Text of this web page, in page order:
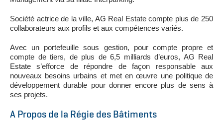
Société actrice de la ville, AG Real Estate compte plus de 250
collaborateurs aux profils et aux compétences variés.
Avec un portefeuille sous gestion, pour compte propre et
compte de tiers, de plus de 6,5 milliards d’euros, AG Real
Estate s’efforce de répondre de façon responsable aux
nouveaux besoins urbains et met en œuvre une politique de
développement durable pour donner encore plus de sens à
ses projets.
A Propos de la Régie des Bâtiments